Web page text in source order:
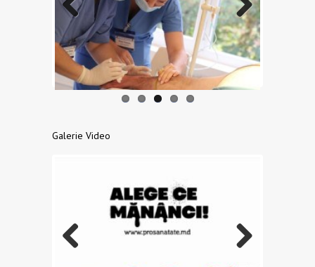
Previo
us
Next
Galerie Video